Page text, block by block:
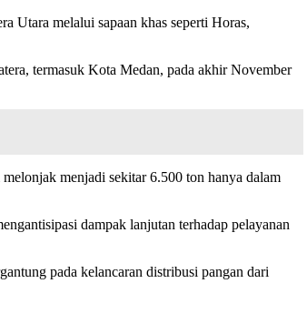
Utara melalui sapaan khas seperti Horas,
termasuk Kota Medan, pada akhir November
menjadi sekitar 6.500 ton hanya dalam
dampak lanjutan terhadap pelayanan
pada kelancaran distribusi pangan dari